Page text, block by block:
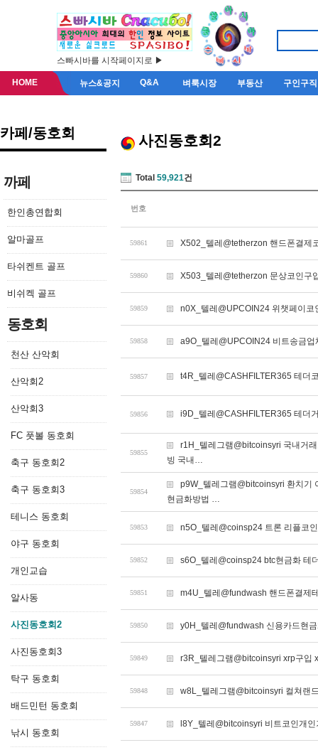
스빠시바를 시작페이지로 ▶
HOME 뉴스&공지 Q&A 벼룩시장 부동산 구인구직
카페/동호회
까페
한인총연합회
알마골프
타쉬켄트 골프
비쉬켁 골프
동호회
천산 산악회
산악회2
산악회3
FC 풋볼 동호회
축구 동호회2
축구 동호회3
테니스 동호회
야구 동호회
개인교습
알사동
사진동호회2
사진동호회3
탁구 동호회
배드민턴 동호회
낚시 동호회
사진동호회2
Total 59,921건
번호
59861 X502_텔레@tetherzon 핸드폰결제
59860 X503_텔레@tetherzon 문상코인구
59859 n0X_텔레@UPCOIN24 위챗페이
59858 a9O_텔레@UPCOIN24 비트송금업
59857 t4R_텔레@CASHFILTER365 테더
59856 i9D_텔레@CASHFILTER365 테더
59855
r1H_텔레그램@bitcoinsyri 국내거
빙 국내…
59854
p9W_텔레그램@bitcoinsyri 환치기
현금화방법 …
59853 n5O_텔레@coinsp24 트론 리플코
59852 s6O_텔레@coinsp24 btc현금화 테
59851 m4U_텔레@fundwash 핸드폰결제
59850 y0H_텔레@fundwash 신용카드현
59849 r3R_텔레그램@bitcoinsyri xrp구입
59848 w8L_텔레그램@bitcoinsyri 컬쳐랜
59847 l8Y_텔레@bitcoinsyri 비트코인개